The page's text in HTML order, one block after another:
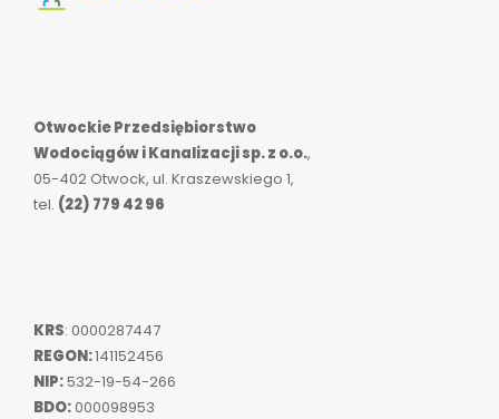
Otwockie Przedsiębiorstwo
Wodociągów i Kanalizacji sp. z o.o.,
05-402 Otwock, ul. Kraszewskiego 1,
tel. (22) 779 42 96
KRS: 0000287447
REGON:141152456
NIP:532-19-54-266
BDO:000098953